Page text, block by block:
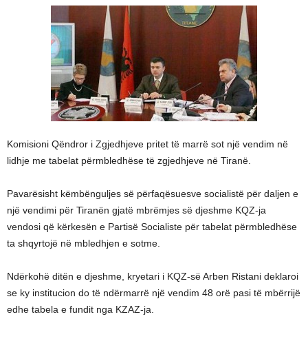
Komisioni Qëndror i Zgjedhjeve pritet të marrë sot një vendim në
lidhje me tabelat përmbledhëse të zgjedhjeve në Tiranë.
Pavarësisht këmbënguljes së përfaqësuesve socialistë për daljen e
një vendimi për Tiranën gjatë mbrëmjes së djeshme KQZ-ja
vendosi që kërkesën e Partisë Socialiste për tabelat përmbledhëse
ta shqyrtojë në mbledhjen e sotme.
Ndërkohë ditën e djeshme, kryetari i KQZ-së Arben Ristani deklaroi
se ky institucion do të ndërmarrë një vendim 48 orë pasi të mbërrijë
edhe tabela e fundit nga KZAZ-ja.